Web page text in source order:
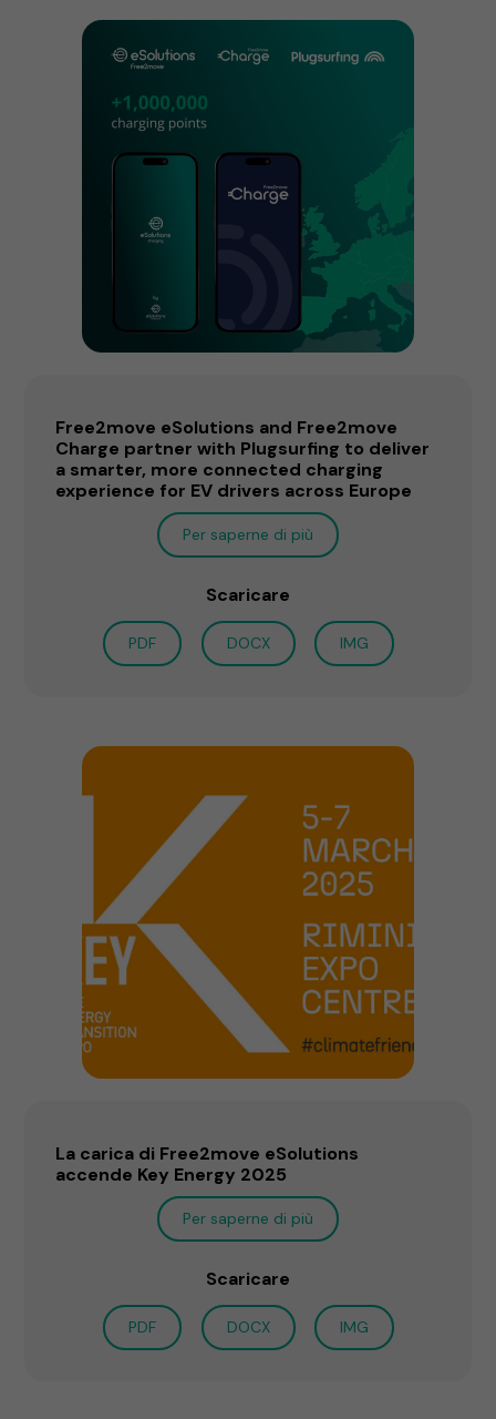
Free2move eSolutions and Free2move
Charge partner with Plugsurfing to deliver
a smarter, more connected charging
experience for EV drivers across Europe
Per saperne di più
Scaricare
PDF DOCX IMG
La carica di Free2move eSolutions
accende Key Energy 2025
Per saperne di più
Scaricare
PDF DOCX IMG